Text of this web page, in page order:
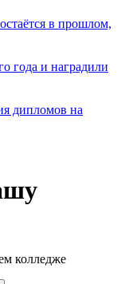
в прошлом,
года и наградили
дипломов на
колледже